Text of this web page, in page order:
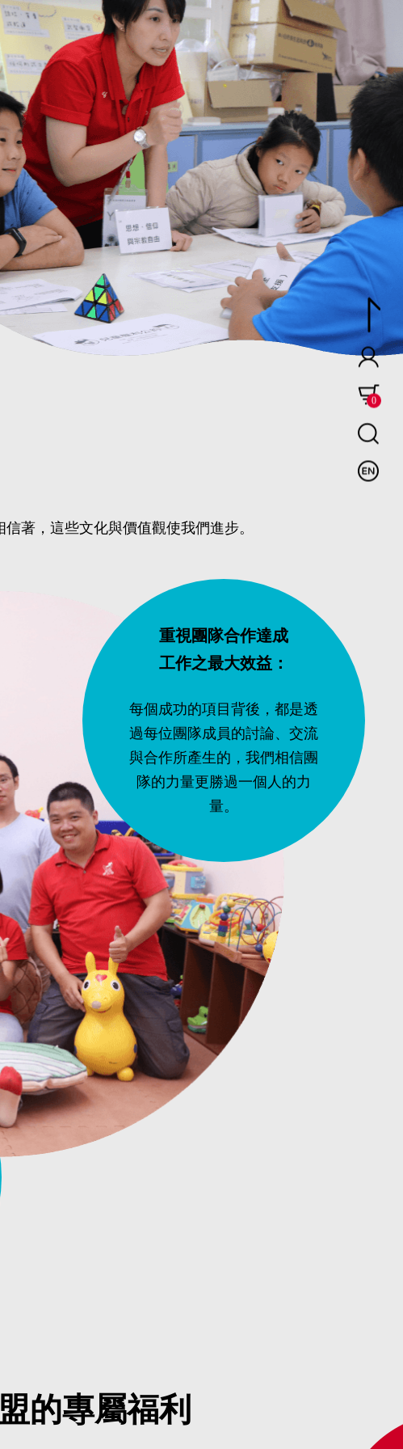
著，這些文化與價值觀使我們進步。
重視團隊合作達成
工作之最大效益：
每個成功的項目背後，都是透
過每位團隊成員的討論、交流
與合作所產生的，我們相信團
隊的力量更勝過一個人的力
量。
的專屬福利
0